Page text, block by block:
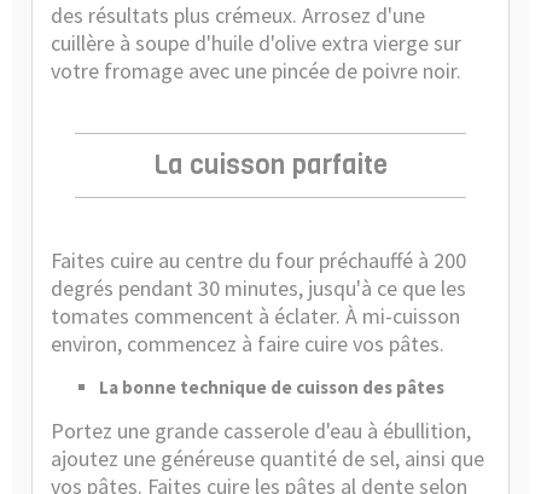
des résultats plus crémeux. Arrosez d'une
cuillère à soupe d'huile d'olive extra vierge sur
votre fromage avec une pincée de poivre noir.
La cuisson parfaite
Faites cuire au centre du four préchauffé à 200
degrés pendant 30 minutes, jusqu'à ce que les
tomates commencent à éclater. À mi-cuisson
environ, commencez à faire cuire vos pâtes.
La bonne technique de cuisson des pâtes
Portez une grande casserole d'eau à ébullition,
ajoutez une généreuse quantité de sel, ainsi que
vos pâtes. Faites cuire les pâtes al dente selon